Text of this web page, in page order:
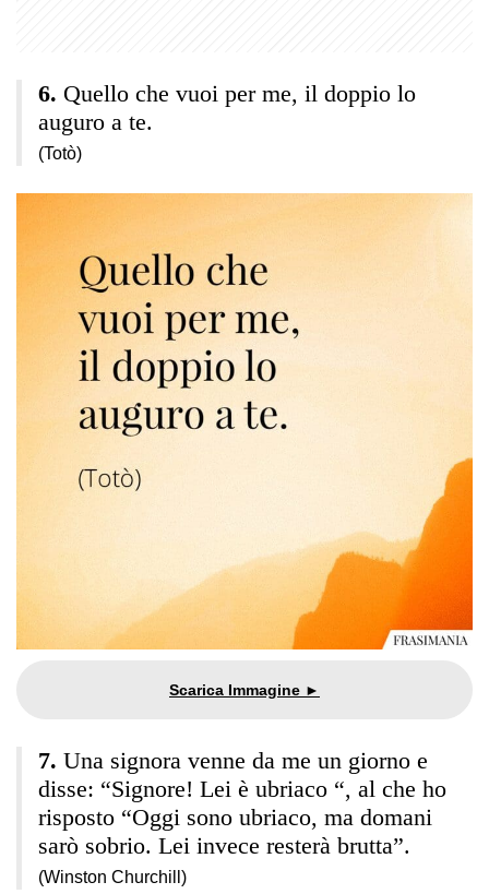
Quello che vuoi per me, il doppio lo
auguro a te.
(Totò)
Una signora venne da me un giorno e
disse: “Signore! Lei è ubriaco “, al che ho
risposto “Oggi sono ubriaco, ma domani
sarò sobrio. Lei invece resterà brutta”.
(Winston Churchill)